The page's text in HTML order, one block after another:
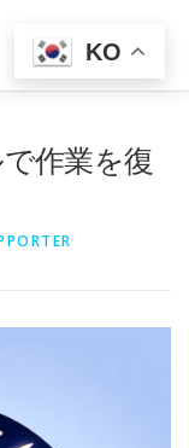
메뉴
作業を復
KO